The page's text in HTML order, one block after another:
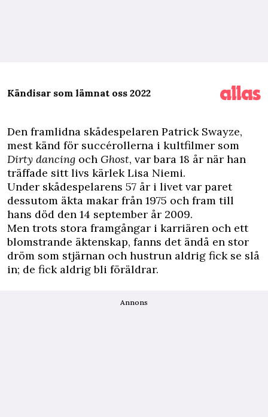
Kändisar som lämnat oss 2022
Den framlidna skådespelaren Patrick Swayze,
mest känd för succérollerna i kultfilmer som
Dirty dancing och Ghost, var bara 18 år när han
träffade sitt livs kärlek Lisa Niemi.
Under skådespelarens 57 år i livet var paret
dessutom äkta makar från 1975 och fram till
hans död den 14 september år 2009.
Men trots stora framgångar i karriären och ett
blomstrande äktenskap, fanns det ändå en stor
dröm som stjärnan och hustrun aldrig fick se slå
in; de fick aldrig bli föräldrar.
Annons